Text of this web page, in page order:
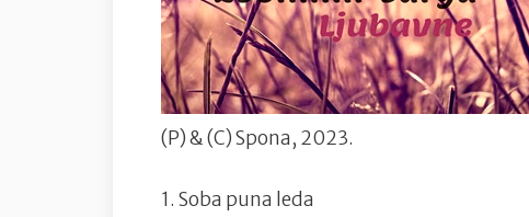
(P) & (C) Spona, 2023.
1. Soba puna leda